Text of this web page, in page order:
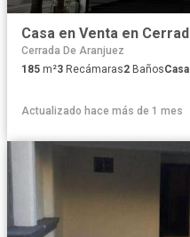
Cerrada De Aranjuez
185 m²3 Recámaras2 BañosCasa
Actualizado hace más de 1 mes